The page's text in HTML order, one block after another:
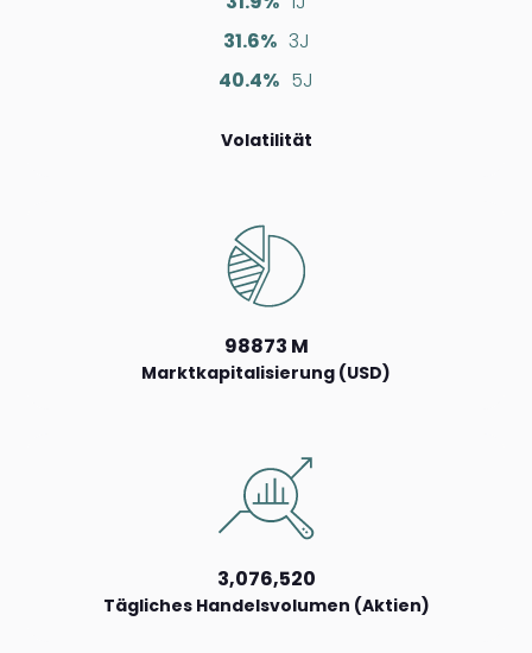
31.6% 3J
40.4% 5J
Volatilität
98873 M
Marktkapitalisierung (USD)
3,076,520
Tägliches Handelsvolumen (Aktien)